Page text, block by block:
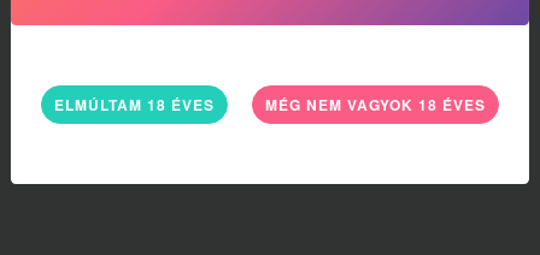
ELMÚLTAM 18 ÉVES MÉG NEM VAGYOK 18 ÉVES